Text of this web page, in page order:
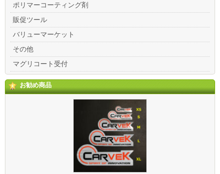
ポリマーコーティング剤
販促ツール
バリューマーケット
その他
マグリコート受付
お勧め商品